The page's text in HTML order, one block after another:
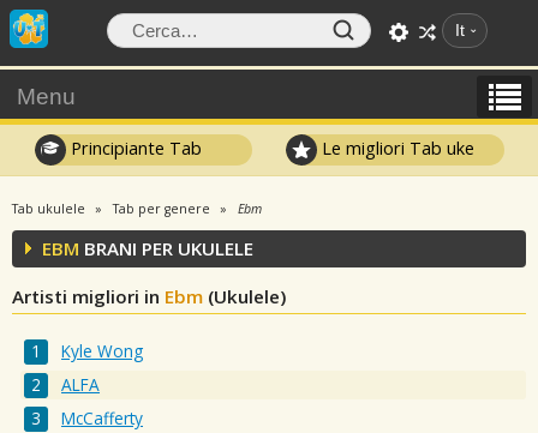
It
Menu
Principiante Tab Le migliori Tab uke
Tab ukulele Tab per genere Ebm
EBM BRANI PER UKULELE
Artisti migliori in Ebm (Ukulele)
Kyle Wong
ALFA
McCafferty